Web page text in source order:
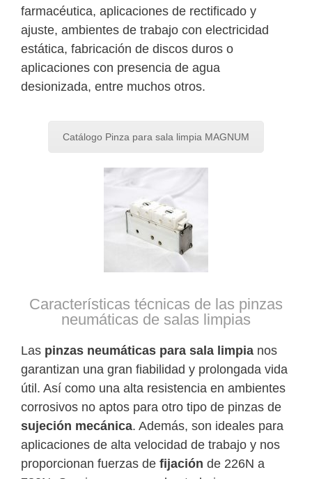
farmacéutica, aplicaciones de rectificado y
ajuste, ambientes de trabajo con electricidad
estática, fabricación de discos duros o
aplicaciones con presencia de agua
desionizada, entre muchos otros.
Catálogo Pinza para sala limpia MAGNUM
Características técnicas de las pinzas
neumáticas de salas limpias
Las pinzas neumáticas para sala limpia nos
garantizan una gran fiabilidad y prolongada vida
útil. Así como una alta resistencia en ambientes
corrosivos no aptos para otro tipo de pinzas de
sujeción mecánica. Además, son ideales para
aplicaciones de alta velocidad de trabajo y nos
proporcionan fuerzas de fijación de 226N a